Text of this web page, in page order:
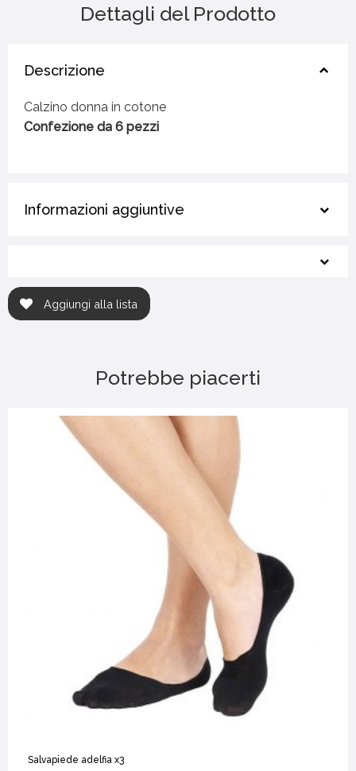
Dettagli del Prodotto
Descrizione
Calzino donna in cotone
Confezione da 6 pezzi
Informazioni aggiuntive
Aggiungi alla lista
Potrebbe piacerti
Salvapiede adelfia x3